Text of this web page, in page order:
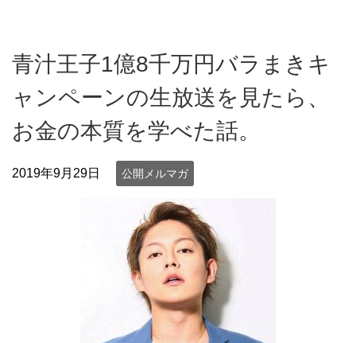
青汁王子1億8千万円バラまきキ
ャンペーンの生放送を見たら、
お金の本質を学べた話。
2019年9月29日 公開メルマガ